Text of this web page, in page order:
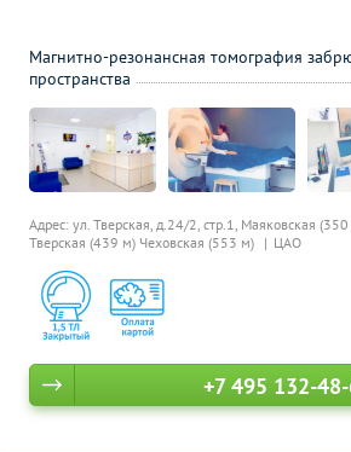
Адрес: ул. Тверская, д.24/2, стр.1, Маяковская
Тверская (439 м) Чеховская (553 м) ЦАО
Магнитно-резонансная томография
пространства
+7 495 132-